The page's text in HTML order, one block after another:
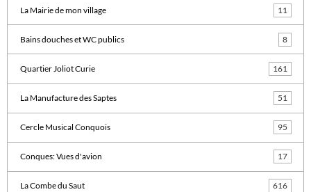
La Mairie de mon village 11
Bains douches et WC publics 8
Quartier Joliot Curie 161
La Manufacture des Saptes 51
Cercle Musical Conquois 95
Conques: Vues d'avion 17
La Combe du Saut 616